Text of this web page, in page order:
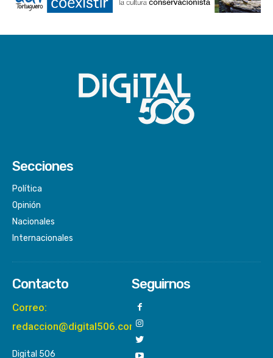
Secciones
Política
Opinión
Nacionales
Internacionales
Contacto
Correo:
redaccion@digital506.com
Digital 506
Seguirnos